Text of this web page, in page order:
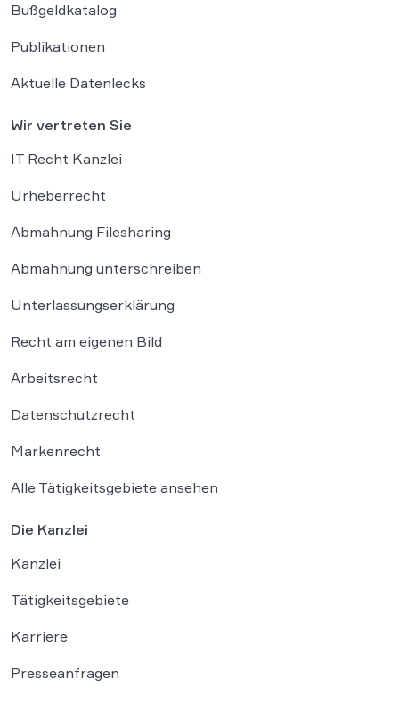
Bußgeldkatalog
Publikationen
Aktuelle Datenlecks
Wir vertreten Sie
IT Recht Kanzlei
Urheberrecht
Abmahnung Filesharing
Abmahnung unterschreiben
Unterlassungserklärung
Recht am eigenen Bild
Arbeitsrecht
Datenschutzrecht
Markenrecht
Alle Tätigkeitsgebiete ansehen
Die Kanzlei
Kanzlei
Tätigkeitsgebiete
Karriere
Presseanfragen